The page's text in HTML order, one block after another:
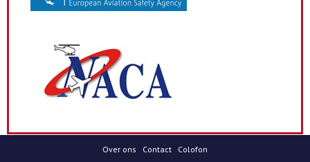
Over ons Contact Colofon